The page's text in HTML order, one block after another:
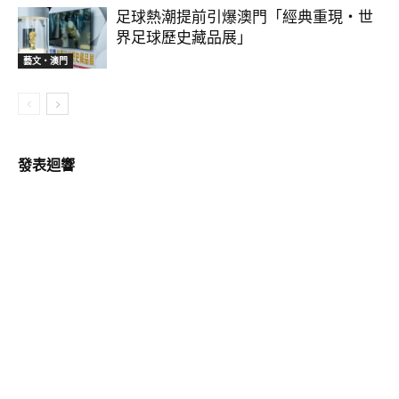
藝文‧澳門
足球熱潮提前引爆澳門「經典重現・世
界足球歷史藏品展」
發表迴響